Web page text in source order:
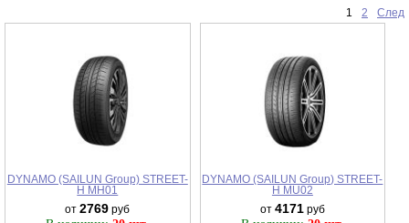
1
2 След
DYNAMO (SAILUN Group) STREET-
H MH01
от2769 руб
DYNAMO (SAILUN Group) STREET-
H MU02
от 4171руб